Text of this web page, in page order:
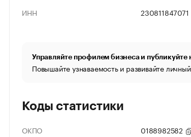
ИНН
230811847071
Управляйте профилем бизнеса и публикуйте
Повышайте узнаваемость и развивайте
Коды статистики
ОКПО
0188982582